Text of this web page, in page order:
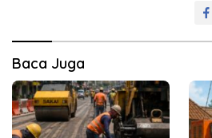
Baca Juga